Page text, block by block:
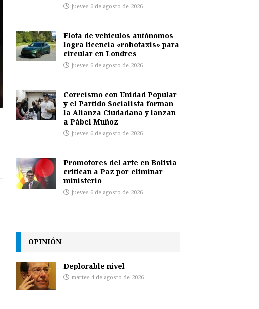
jueves 6 de agosto de 2026
Flota de vehículos autónomos
logra licencia «robotaxis» para
circular en Londres
jueves 6 de agosto de 2026
Correísmo con Unidad Popular
y el Partido Socialista forman
la Alianza Ciudadana y lanzan
a Pábel Muñoz
jueves 6 de agosto de 2026
Promotores del arte en Bolivia
critican a Paz por eliminar
ministerio
jueves 6 de agosto de 2026
OPINIÓN
Deplorable nivel
martes 4 de agosto de 2026